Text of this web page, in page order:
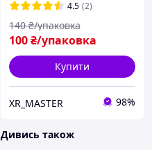
4.5 (2)
100₴/упаковка
140 ₴/упаковка
Купити
XR_MASTER 98%
Дивись також